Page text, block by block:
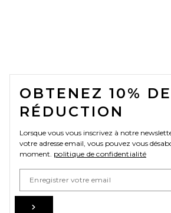
FOOTER
OBTENEZ 10% DE
RÉDUCTION
Lorsque vous vous inscrivez à notre
votre adresse email, vous pouvez vous
moment. politique de confidentialité